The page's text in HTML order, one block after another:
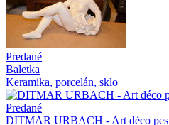
Predané
Baletka
Keramika, porcelán, sklo
Predané
DITMAR URBACH - Art déco pes